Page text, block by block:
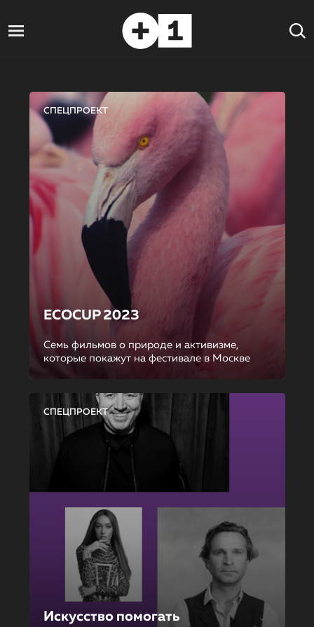
СПЕЦПРОЕКТ
ECOCUP 2023
Семь фильмов о природе и активизме,
которые покажут на фестивале в Москве
СПЕЦПРОЕКТ
Искусство помогать